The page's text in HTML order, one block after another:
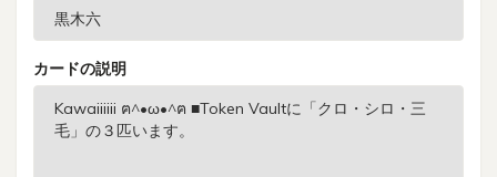
カードの説明